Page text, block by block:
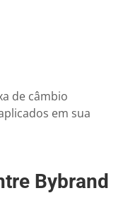
de câmbio
em sua
Bybrand